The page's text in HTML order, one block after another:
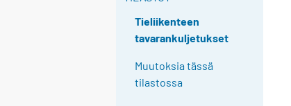
Tieliikenteen
tavarankuljetukset
Muutoksia tässä
tilastossa